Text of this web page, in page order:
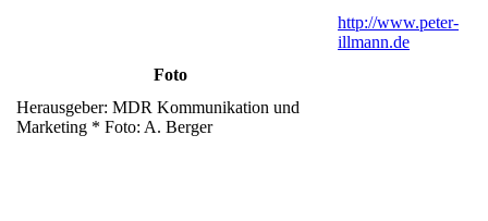
http://www.peter-
illmann.de
Foto
Herausgeber: MDR Kommunikation und
Marketing * Foto: A. Berger